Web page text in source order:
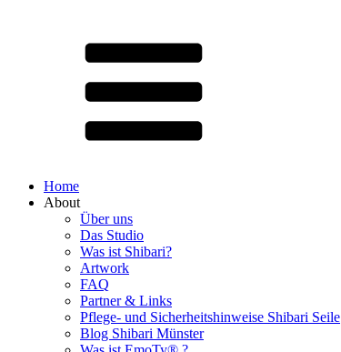
Home
About
Über uns
Das Studio
Was ist Shibari?
Artwork
FAQ
Partner & Links
Pflege- und Sicherheitshinweise Shibari Seile
Blog Shibari Münster